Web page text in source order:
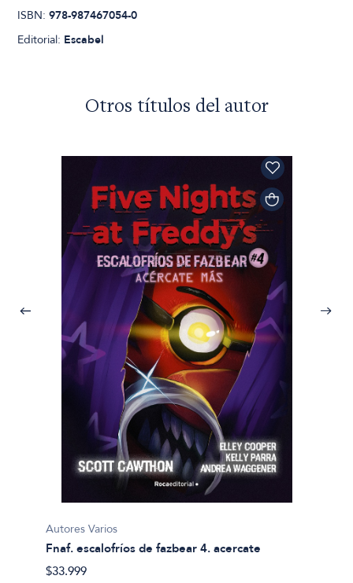
ISBN:978-987467054-0
Editorial: Escabel
Otros títulos del autor
Autores Varios
Fnaf. escalofríos de fazbear 4. acercate
$33.999